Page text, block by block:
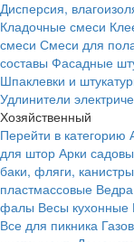
Дисперсия,
Кладочные смеси
смеси Смеси для
составы Фасадные
Шпаклевки и
Удлинители
Хозяйственный
Перейти в категорию
для штор Арки
баки, фляги, канистры
пластмассовые
фалы Весы кухонные
Все для пикника